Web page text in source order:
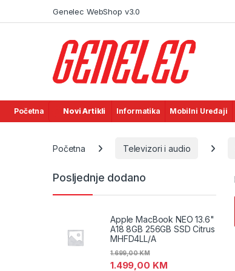
Genelec WebShop v3.0
Početna Novi Artikli Informatika Mobilni Uređaji
Početna Televizori i audio
Posljednje dodano
Apple MacBook NEO 13.6"
A18 8GB 256GB SSD Citrus
MHFD4LL/A
1.499,00 KM
1.699,00KM